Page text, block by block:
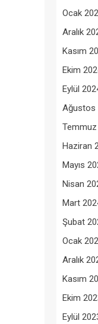
Ocak
Aralık
Kasım
Ekim
Eylül
Ağustos
Haziran
Mayıs
Nisan
Mart
Şubat
Ocak
Aralık
Kasım
Ekim
Eylül